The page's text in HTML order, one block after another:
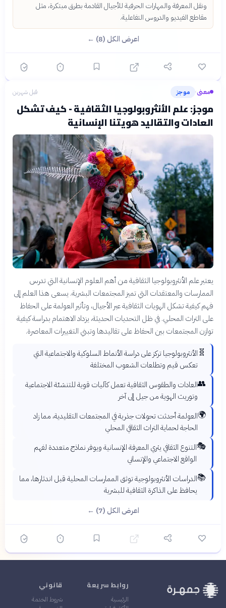
ونقل المعرفة والمهارات الحرفية للأجيال القادمة بطرق مبتكرة، مثل
مقاطع الفيديو والدروس التفاعلية.
اعرض الكل (8) ←
معنى› موجز قبل شهرين
موجز: علم الأنثروبولوجيا الثقافية - كيف تشكل
العادات والتقاليد هويتنا الإنسانية
يعتبر علم الأنثروبولوجيا الثقافية من أهم العلوم الإنسانية التي تدرس
الممارسات والمعتقدات التي تميز المجتمعات البشرية. يسعى هذا العلم إلى
فهم كيفية تشكل الهويات الثقافية عبر الأجيال، وتأثير العولمة على الحفاظ
على التراث المحلي. في ظل التحديات الحديثة، يزداد الاهتمام بدراسة كيفية
توازن المجتمعات بين الحفاظ على تقاليدها وتبني التغييرات المعاصرة.
🧬 الأنثروبولوجيا تركز على دراسة الأنماط السلوكية والاجتماعية التي
تعكس قيم وتطلعات الشعوب المختلفة
👥العادات والطقوس الثقافية تعمل كآليات قوية للتنشئة الاجتماعية
وتوريث الهوية من جيل إلى آخر
🌍العولمة أحدثت تحولات جذرية في المجتمعات التقليدية، مما زاد
الحاجة لحماية التراث الثقافي المحلي
🎭التنوع الثقافي يثري المعرفة الإنسانية ويوفر نماذج متعددة لفهم
الواقع الاجتماعي والإنساني
📚الدراسات الأنثروبولوجية توثق الممارسات المحلية قبل اندثارها، مما
يحافظ على الذاكرة الثقافية للبشرية
اعرض الكل (7) ←
روابط سريعة
الرئيسية
قانوني
شروط الخدمة